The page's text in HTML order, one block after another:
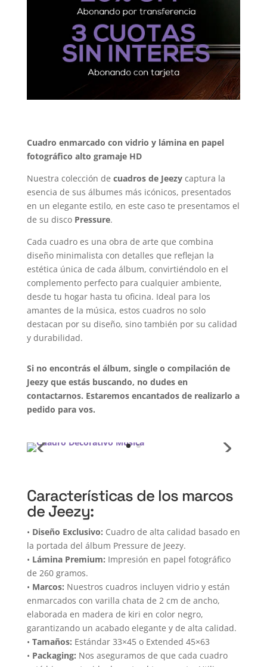
Cuadro enmarcado con vidrio y lámina en papel
fotográfico alto gramaje HD
Nuestra colección de cuadros de Jeezycaptura la
esencia de sus álbumes más icónicos, presentados
en un elegante estilo, en este caso te presentamos el
de su disco Pressure.
Cada cuadro es una obra de arte que combina
diseño minimalista con detalles que reflejan la
estética única de cada álbum, convirtiéndolo en el
complemento perfecto para cualquier ambiente,
desde tu hogar hasta tu oficina. Ideal para los
amantes de la música, estos cuadros no solo
destacan por su diseño, sino también por su calidad
y durabilidad.
Si no encontrás el álbum, single o compilación de
Jeezy que estás buscando, no dudes en
contactarnos. Estaremos encantados de realizarlo a
pedido para vos.
Características de los marcos
de Jeezy:
• Diseño Exclusivo: Cuadro de alta calidad basado en
la portada del álbum Pressure de Jeezy.
• Lámina Premium: Impresión en papel fotográfico
de 260 gramos.
• Marcos: Nuestros cuadros incluyen vidrio y están
enmarcados con varilla chata de 2 cm de ancho,
elaborada en madera de kiri en color negro,
garantizando un acabado elegante y de alta calidad.
• Tamaños: Estándar 33×45 o Extended 45×63
• Packaging: Nos aseguramos de que cada cuadro